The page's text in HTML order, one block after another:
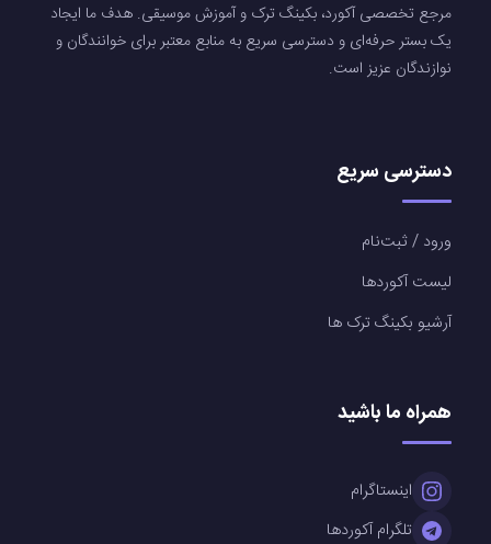
مرجع تخصصی آکورد، بکینگ ترک و آموزش موسیقی. هدف ما ایجاد
یک بستر حرفه‌ای و دسترسی سریع به منابع معتبر برای خوانندگان و
نوازندگان عزیز است.
دسترسی سریع
ورود / ثبت‌نام
لیست آکوردها
آرشیو بکینگ ترک ها
همراه ما باشید
اینستاگرام
تلگرام آکوردها